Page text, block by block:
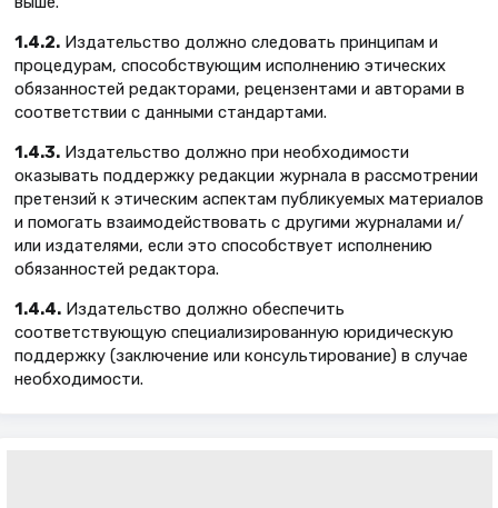
1.4.2. Издательство должно следовать принципам и
процедурам, способствующим исполнению этических
обязанностей редакторами, рецензентами и авторами в
соответствии с данными стандартами.
1.4.3. Издательство должно при необходимости
оказывать поддержку редакции журнала в рассмотрении
претензий к этическим аспектам публикуемых материалов
и помогать взаимодействовать с другими журналами и/
или издателями, если это способствует исполнению
обязанностей редактора.
1.4.4. Издательство должно обеспечить
соответствующую специализированную юридическую
поддержку (заключение или консультирование) в случае
необходимости.